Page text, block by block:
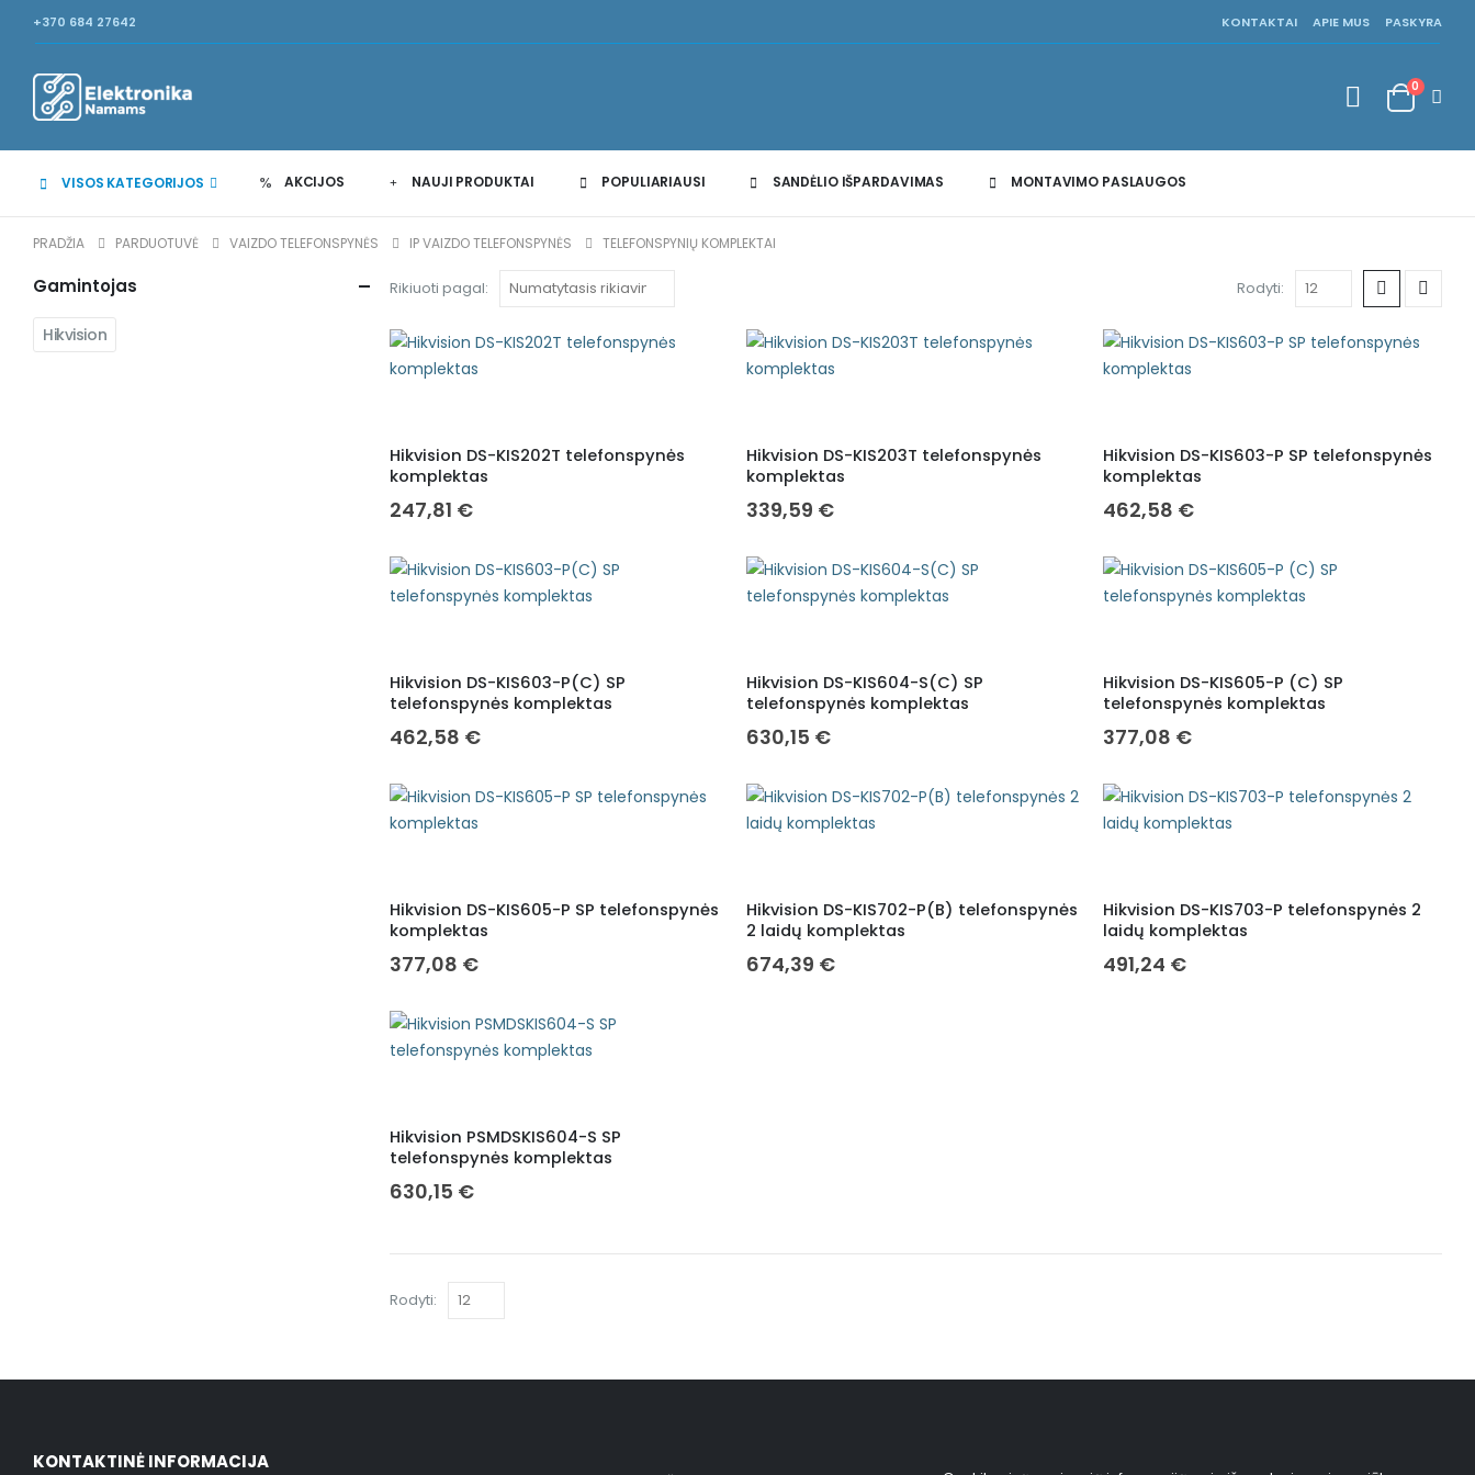
+370 684 27642 KONTAKTAI APIE MUS PASKYRA
0
VISOS KATEGORIJOS AKCIJOS NAUJI PRODUKTAI POPULIARIAUSI SANDĖLIO IŠPARDAVIMAS MONTAVIMO PASLAUGOS
PRADŽIA PARDUOTUVĖ VAIZDO TELEFONSPYNĖS IP VAIZDO TELEFONSPYNĖS TELEFONSPYNIŲ KOMPLEKTAI
Rikiuoti pagal: Rodyti:
Hikvision DS-KIS202T telefonspynės
komplektas
247,81 €
Hikvision DS-KIS203T telefonspynės
komplektas
339,59 €
Hikvision DS-KIS603-P SP telefonspynės
komplektas
462,58 €
Hikvision DS-KIS603-P(C) SP
telefonspynės komplektas
462,58 €
Hikvision DS-KIS604-S(C) SP
telefonspynės komplektas
630,15 €
Hikvision DS-KIS605-P (C) SP
telefonspynės komplektas
377,08 €
Hikvision DS-KIS605-P SP telefonspynės
komplektas
377,08 €
Hikvision DS-KIS702-P(B) telefonspynės
2 laidų komplektas
674,39 €
Hikvision DS-KIS703-P telefonspynės 2
laidų komplektas
491,24 €
Hikvision PSMDSKIS604-S SP
telefonspynės komplektas
630,15 €
Rodyti:
Gamintojas
Hikvision
KONTAKTINĖ INFORMACIJA